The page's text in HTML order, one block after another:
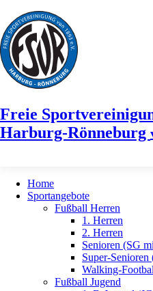
Freie
Harburg-Rönneburg
Home
Sportangebote
Fußball Herren
1. Herren
2. Herren
Senioren (SG
Super-
Walking-
Fußball Jugend